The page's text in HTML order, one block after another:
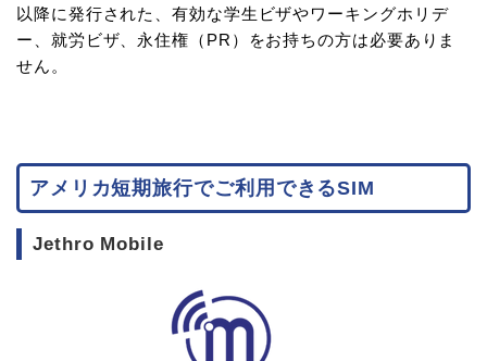
以降に発行された、有効な学生ビザやワーキングホリデ
ー、就労ビザ、永住権（PR）をお持ちの方は必要ありま
せん。
アメリカ短期旅行でご利用できるSIM
Jethro Mobile